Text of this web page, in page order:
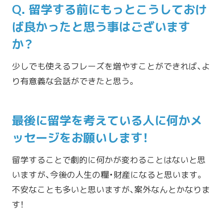
Q. 留学する前にもっとこうしておけ
ば良かったと思う事はございます
か？
少しでも使えるフレーズを増やすことができれば、よ
り有意義な会話ができたと思う。
最後に留学を考えている人に何かメ
ッセージをお願いします！
留学することで劇的に何かが変わることはないと思
いますが、今後の人生の糧・財産になると思います。
不安なことも多いと思いますが、案外なんとかなりま
す！